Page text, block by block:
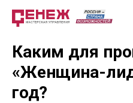
Каким для
«Женщина-
год?